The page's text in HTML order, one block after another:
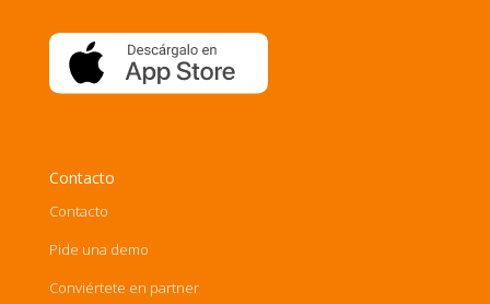
Contacto
Contacto
Pide una demo
Conviértete en partner